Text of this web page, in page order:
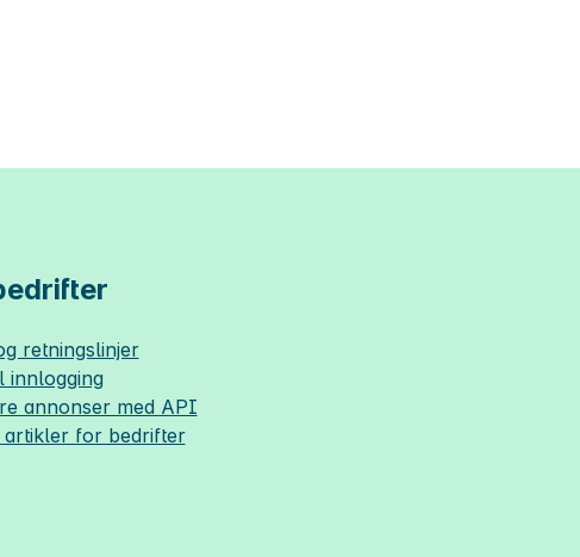
retningslinjer
innlogging
annonser med API
artikler for bedrifter